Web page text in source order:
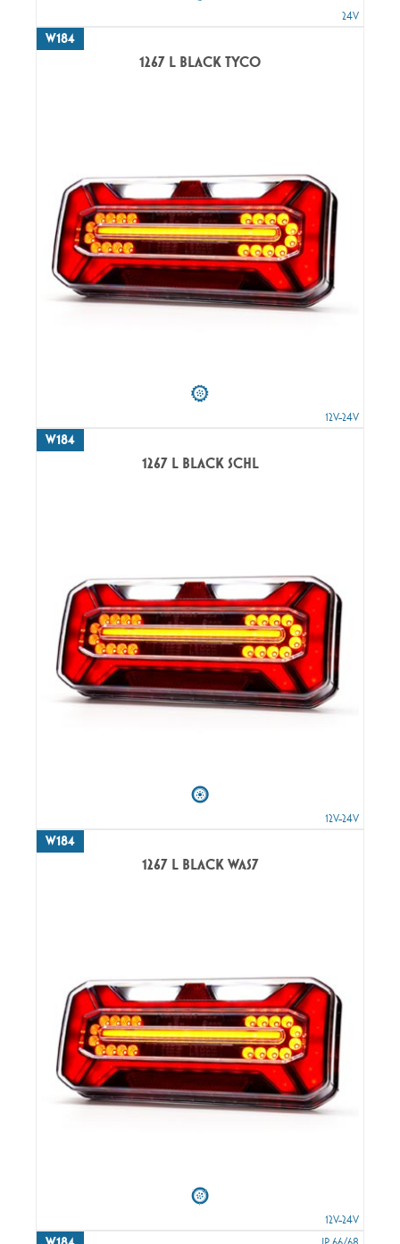
24V
W184
1267 L BLACK TYCO
12V-24V
W184
1267 L BLACK SCHL
12V-24V
W184
1267 L BLACK WAS7
12V-24V